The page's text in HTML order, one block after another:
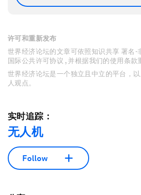
许可和重新发布
世界经济论坛的文章可依照知识共享 署名-
国际公共许可协议 , 并根据我们的使用条款
世界经济论坛是一个独立且中立的平台，
人观点。
实时追踪：
无人机
Follow